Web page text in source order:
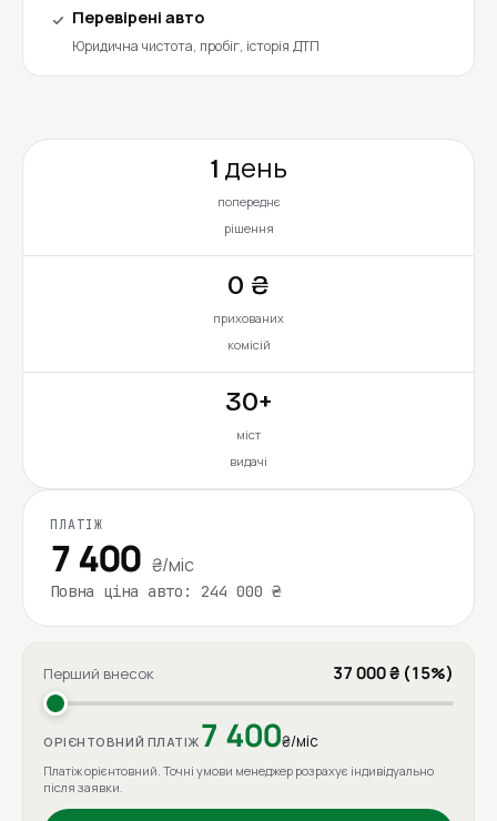
Перевірені авто
Юридична чистота, пробіг, історія ДТП
1 день
попереднє
рішення
0 ₴
прихованих
комісій
30+
міст
видачі
ПЛАТІЖ
7 400 ₴/міс
Повна ціна авто: 244 000 ₴
Перший внесок 37 000 ₴ (15%)
ОРІЄНТОВНИЙ ПЛАТІЖ 7 400₴/міс
Платіж орієнтовний. Точні умови менеджер розрахує індивідуально
після заявки.